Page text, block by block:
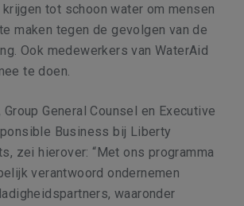
tot schoon water om mensen
maken tegen de gevolgen van de
Ook medewerkers van WaterAid
te doen.
General Counsel en Executive
Business bij Liberty
zei hierover: “Met ons programma
verantwoord ondernemen
waaronder